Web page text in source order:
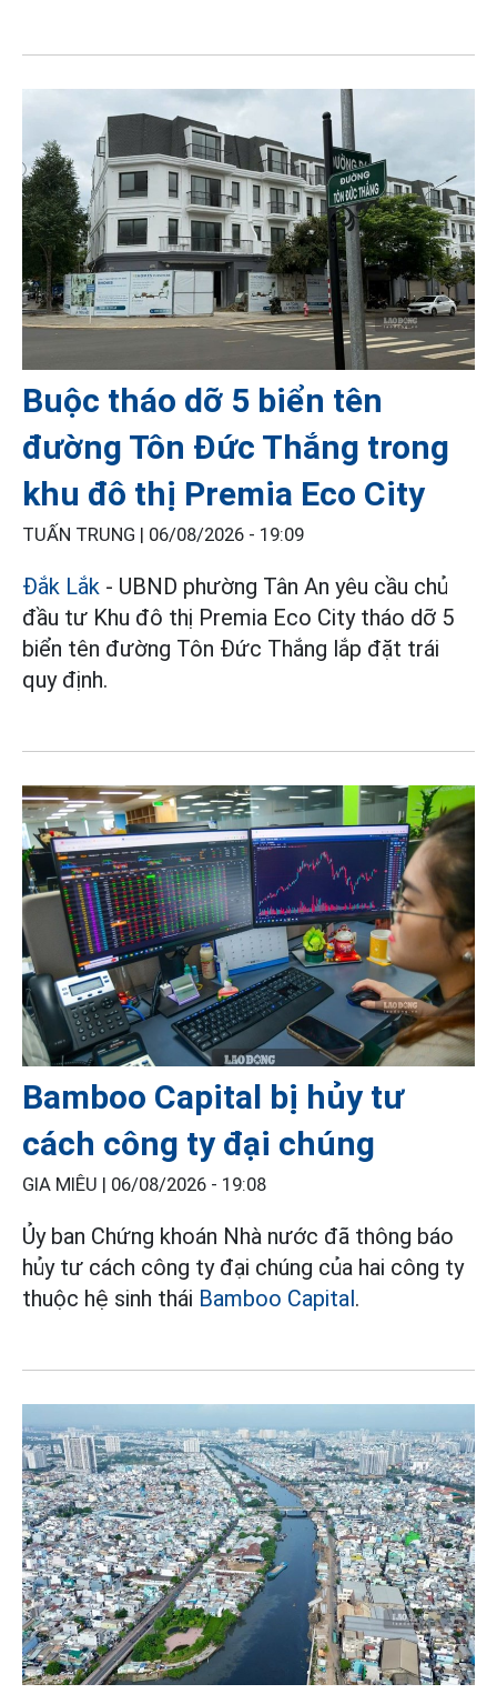
Buộc tháo dỡ 5 biển tên
đường Tôn Đức Thắng trong
khu đô thị Premia Eco City
TUẤN TRUNG | 06/08/2026 - 19:09
Đắk Lắk - UBND phường Tân An yêu cầu chủ
đầu tư Khu đô thị Premia Eco City tháo dỡ 5
biển tên đường Tôn Đức Thắng lắp đặt trái
quy định.
Bamboo Capital bị hủy tư
cách công ty đại chúng
GIA MIÊU | 06/08/2026 - 19:08
Ủy ban Chứng khoán Nhà nước đã thông báo
hủy tư cách công ty đại chúng của hai công ty
thuộc hệ sinh thái Bamboo Capital.